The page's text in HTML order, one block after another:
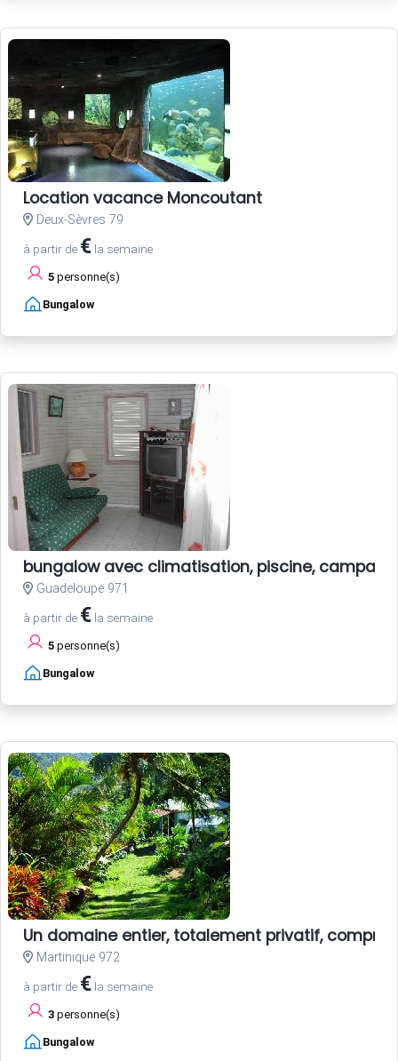
Location vacance Moncoutant
Deux-Sèvres 79
à partir de € la semaine
5 personne(s)
Bungalow
bungalow avec climatisation, piscine,
Guadeloupe 971
à partir de € la semaine
5 personne(s)
Bungalow
Un domaine entier, totalement privatif,
Martinique 972
à partir de € la semaine
3 personne(s)
Bungalow